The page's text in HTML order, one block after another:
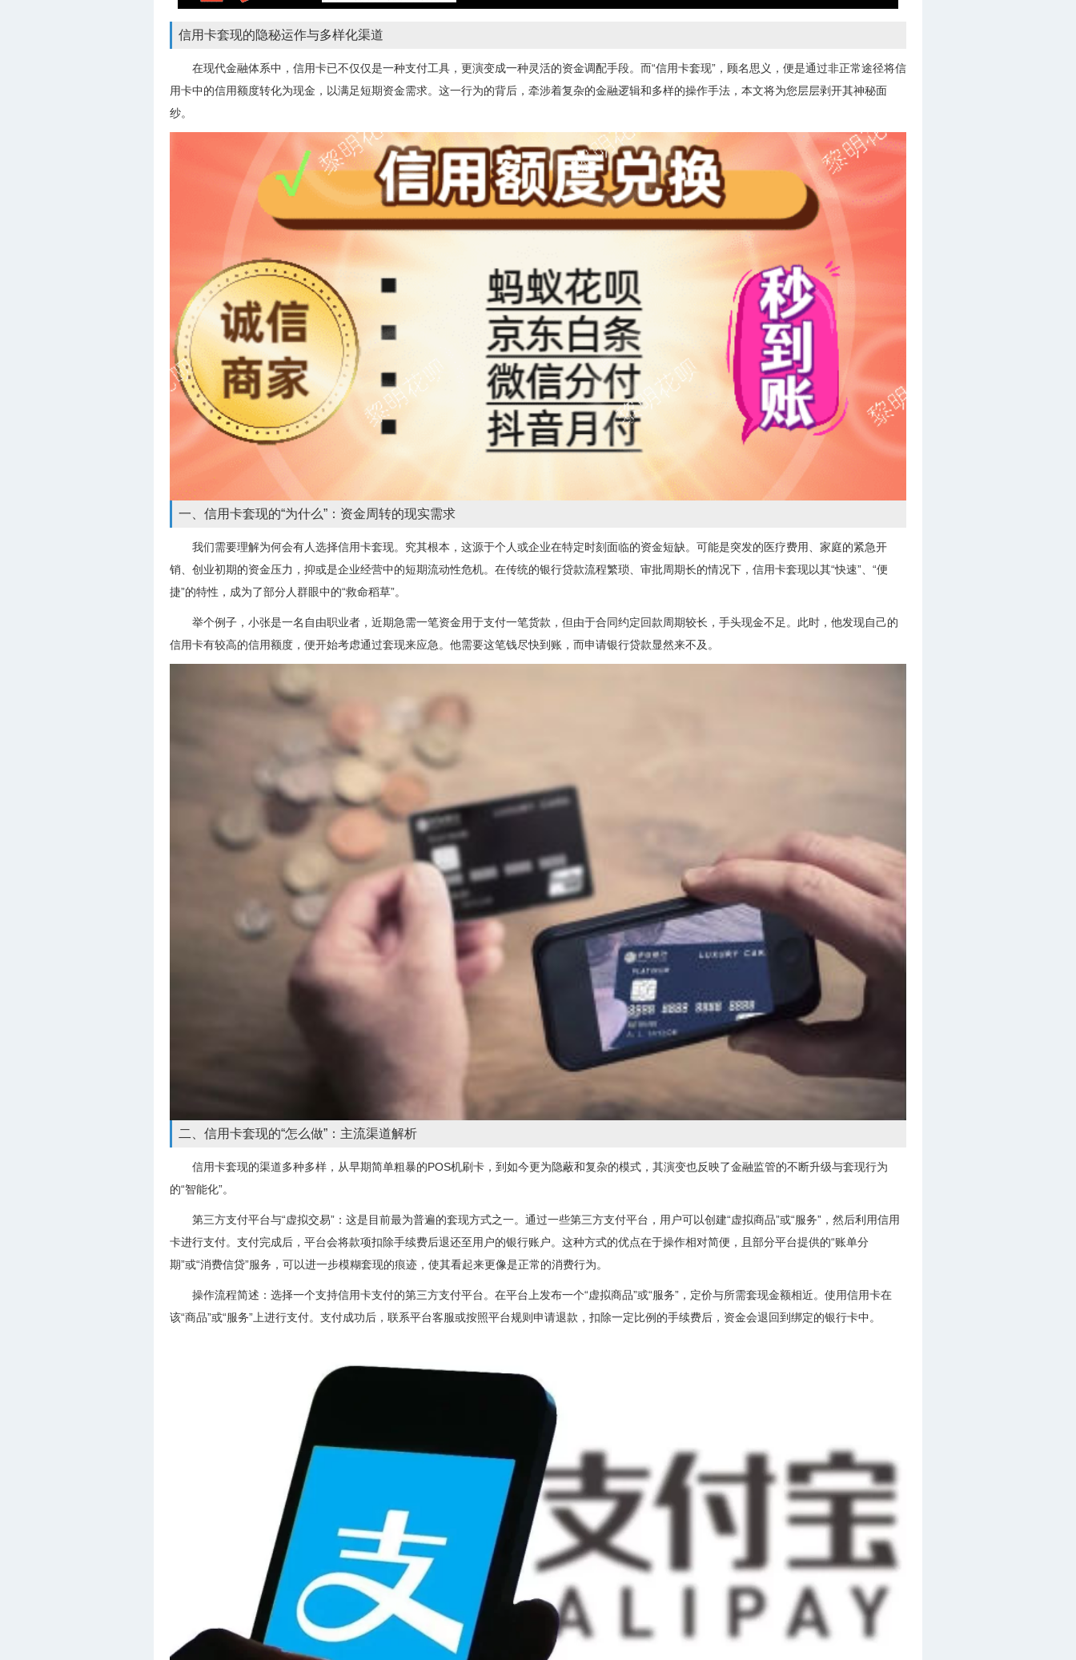
信用卡套现的隐秘运作与多样化渠道
在现代金融体系中，信用卡已不仅仅是一种支付工具，更演变成一种灵活的资金调配手段。而“信用卡套现”，顾名思义，便是通过非正常途径将信
用卡中的信用额度转化为现金，以满足短期资金需求。这一行为的背后，牵涉着复杂的金融逻辑和多样的操作手法，本文将为您层层剥开其神秘面
纱。
一、信用卡套现的“为什么”：资金周转的现实需求
我们需要理解为何会有人选择信用卡套现。究其根本，这源于个人或企业在特定时刻面临的资金短缺。可能是突发的医疗费用、家庭的紧急开
销、创业初期的资金压力，抑或是企业经营中的短期流动性危机。在传统的银行贷款流程繁琐、审批周期长的情况下，信用卡套现以其“快速”、“便
捷”的特性，成为了部分人群眼中的“救命稻草”。
举个例子，小张是一名自由职业者，近期急需一笔资金用于支付一笔货款，但由于合同约定回款周期较长，手头现金不足。此时，他发现自己的
信用卡有较高的信用额度，便开始考虑通过套现来应急。他需要这笔钱尽快到账，而申请银行贷款显然来不及。
二、信用卡套现的“怎么做”：主流渠道解析
信用卡套现的渠道多种多样，从早期简单粗暴的POS机刷卡，到如今更为隐蔽和复杂的模式，其演变也反映了金融监管的不断升级与套现行为
的“智能化”。
第三方支付平台与“虚拟交易”：这是目前最为普遍的套现方式之一。通过一些第三方支付平台，用户可以创建“虚拟商品”或“服务”，然后利用信用
卡进行支付。支付完成后，平台会将款项扣除手续费后退还至用户的银行账户。这种方式的优点在于操作相对简便，且部分平台提供的“账单分
期”或“消费信贷”服务，可以进一步模糊套现的痕迹，使其看起来更像是正常的消费行为。
操作流程简述：选择一个支持信用卡支付的第三方支付平台。在平台上发布一个“虚拟商品”或“服务”，定价与所需套现金额相近。使用信用卡在
该“商品”或“服务”上进行支付。支付成功后，联系平台客服或按照平台规则申请退款，扣除一定比例的手续费后，资金会退回到绑定的银行卡中。